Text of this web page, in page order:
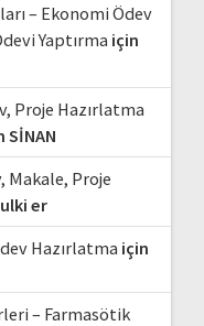
– Ekonomi Ödev
Yaptırma için
Proje Hazırlatma
SİNAN
Makale, Proje
er
Hazırlatma için
– Farmasötik